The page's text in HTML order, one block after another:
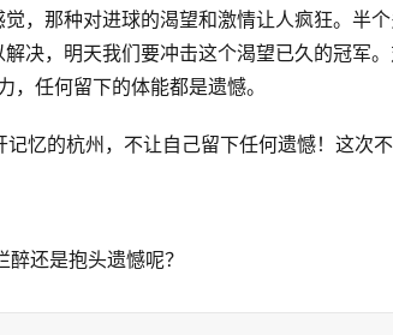
，那种对进球的渴望和激情让人疯狂。半
决，明天我们要冲击这个渴望已久的冠军
，任何留下的体能都是遗憾。
忆的杭州，不让自己留下任何遗憾！这次不
还是抱头遗憾呢？